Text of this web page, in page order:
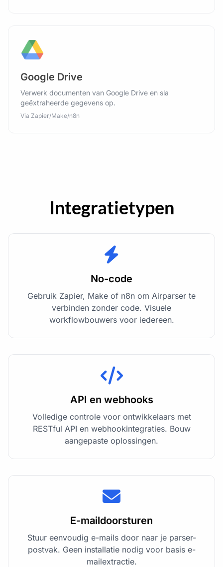
Google Drive
Verwerk documenten van Google Drive en sla
geëxtraheerde gegevens op.
Via Zapier/Make/n8n
Integratietypen
No-code
Gebruik Zapier, Make of n8n om Airparser te
verbinden zonder code. Visuele
workflowbouwers voor iedereen.
API en webhooks
Volledige controle voor ontwikkelaars met
RESTful API en webhookintegraties. Bouw
aangepaste oplossingen.
E-maildoorsturen
Stuur eenvoudig e-mails door naar je parser-
postvak. Geen installatie nodig voor basis e-
mailextractie.